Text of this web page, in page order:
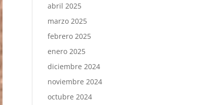
abril 2025
marzo 2025
febrero 2025
enero 2025
diciembre 2024
noviembre 2024
octubre 2024